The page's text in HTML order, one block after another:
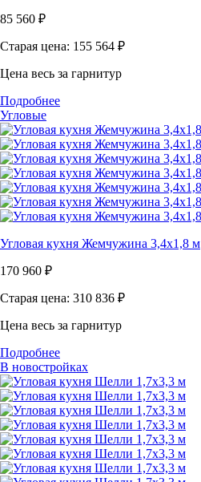
85 560 ₽
Старая цена: 155 564 ₽
Цена весь за гарнитур
Подробнее
Угловые
Угловая кухня Жемчужина 3,4х1,8 м
170 960 ₽
Старая цена: 310 836 ₽
Цена весь за гарнитур
Подробнее
В новостройках